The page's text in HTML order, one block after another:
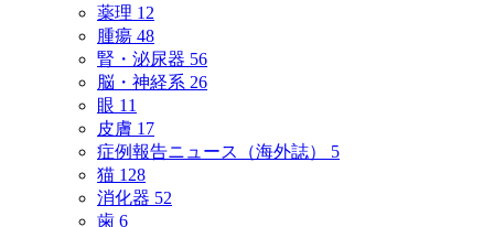
薬理 12
腫瘍 48
腎・泌尿器 56
脳・神経系 26
眼 11
皮膚 17
症例報告ニュース（海外誌） 5
猫 128
消化器 52
歯 6